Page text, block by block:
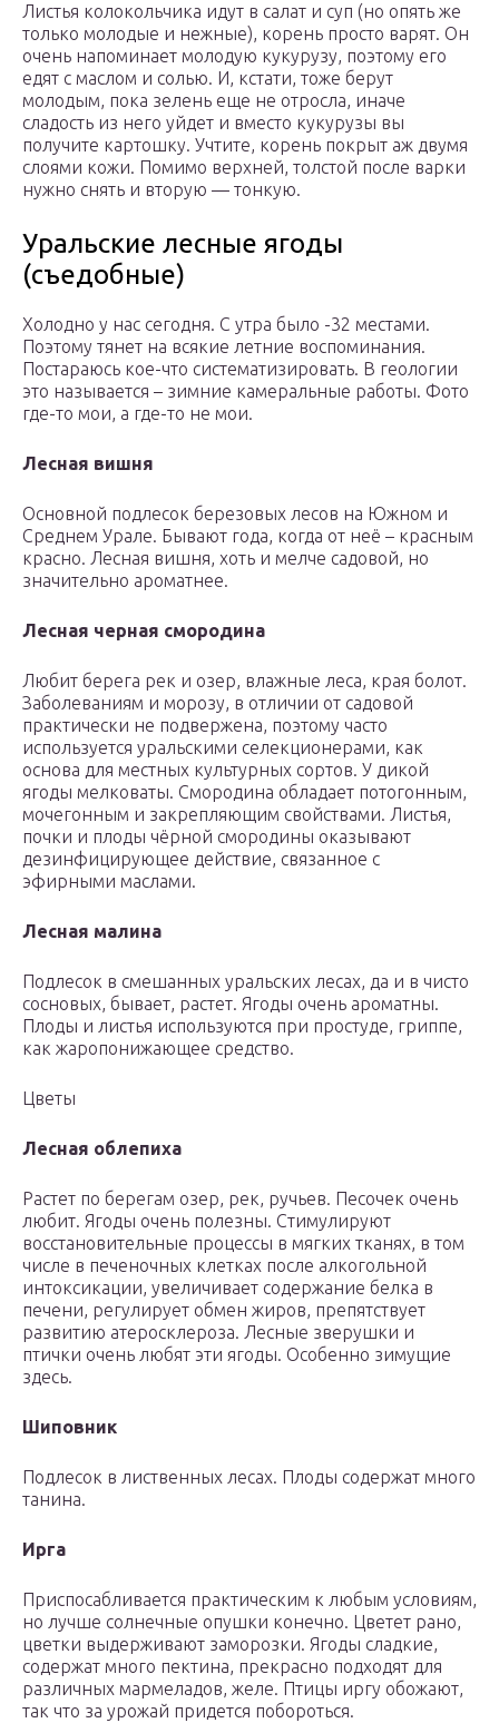
Листья колокольчика идут в салат и суп (но опять же
только молодые и нежные), корень просто варят. Он
очень напоминает молодую кукурузу, поэтому его
едят с маслом и солью. И, кстати, тоже берут
молодым, пока зелень еще не отросла, иначе
сладость из него уйдет и вместо кукурузы вы
получите картошку. Учтите, корень покрыт аж двумя
слоями кожи. Помимо верхней, толстой после варки
нужно снять и вторую — тонкую.
Уральские лесные ягоды
(съедобные)
Холодно у нас сегодня. С утра было -32 местами.
Поэтому тянет на всякие летние воспоминания.
Постараюсь кое-что систематизировать. В геологии
это называется – зимние камеральные работы. Фото
где-то мои, а где-то не мои.
Лесная вишня
Основной подлесок березовых лесов на Южном и
Среднем Урале. Бывают года, когда от неё – красным
красно. Лесная вишня, хоть и мелче садовой, но
значительно ароматнее.
Лесная черная смородина
Любит берега рек и озер, влажные леса, края болот.
Заболеваниям и морозу, в отличии от садовой
практически не подвержена, поэтому часто
используется уральскими селекционерами, как
основа для местных культурных сортов. У дикой
ягоды мелковаты. Смородина обладает потогонным,
мочегонным и закрепляющим свойствами. Листья,
почки и плоды чёрной смородины оказывают
дезинфицирующее действие, связанное с
эфирными маслами.
Лесная малина
Подлесок в смешанных уральских лесах, да и в чисто
сосновых, бывает, растет. Ягоды очень ароматны.
Плоды и листья используются при простуде, гриппе,
как жаропонижающее средство.
Цветы
Лесная облепиха
Растет по берегам озер, рек, ручьев. Песочек очень
любит. Ягоды очень полезны. Стимулируют
восстановительные процессы в мягких тканях, в том
числе в печеночных клетках после алкогольной
интоксикации, увеличивает содержание белка в
печени, регулирует обмен жиров, препятствует
развитию атеросклероза. Лесные зверушки и
птички очень любят эти ягоды. Особенно зимущие
здесь.
Шиповник
Подлесок в лиственных лесах. Плоды содержат много
танина.
Ирга
Приспосабливается практическим к любым условиям,
но лучше солнечные опушки конечно. Цветет рано,
цветки выдерживают заморозки. Ягоды сладкие,
содержат много пектина, прекрасно подходят для
различных мармеладов, желе. Птицы иргу обожают,
так что за урожай придется побороться.